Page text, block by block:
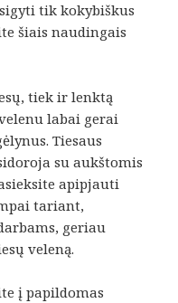
tik kokybiškus
šiais naudingais
tiek ir lenktą
labai gerai
Tiesaus
su aukštomis
apipjauti
tariant,
geriau
veleną.
į papildomas